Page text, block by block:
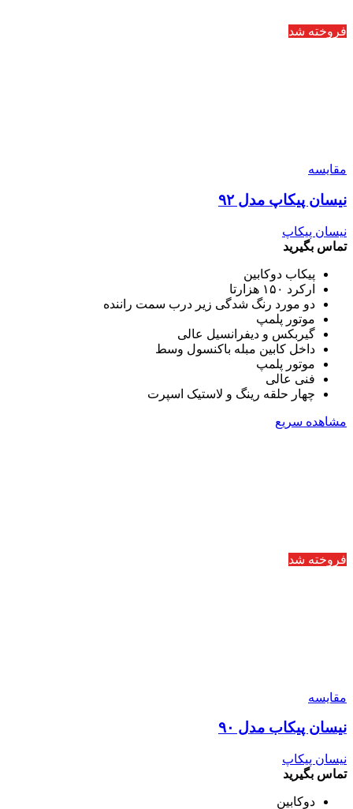
فروخته شد
مقایسه
نیسان پیکاپ مدل ۹۲
نیسان پیکاپ
تماس بگیرید
پیکاب دوکابین
ارکرد ۱۵۰ هزارتا
دو مورد رنگ شدگی زیر درب سمت راننده
موتور پلمپ
گیربکس و دیفرانسیل عالی
داخل کابین مبله باکنسول وسط
موتور پلمپ
فنی عالی
چهار حلقه رینگ و لاستیک اسپرت
مشاهده سریع
فروخته شد
مقایسه
نیسان پیکاب مدل ۹۰
نیسان پیکاپ
تماس بگیرید
دوکابین